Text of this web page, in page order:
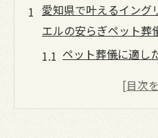
愛知県で叶えるイング
エルの安らぎペット葬
ペット葬儀に適し
イングリッシュコ
なペット葬儀の流